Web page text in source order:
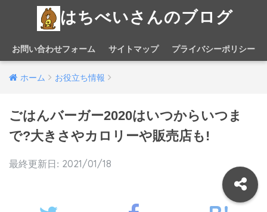
はちべいさんのブログ
お問い合わせフォーム サイトマップ プライバシーポリシー
ホーム お役立ち情報
ごはんバーガー2020はいつからいつま
で?大きさやカロリーや販売店も!
2021/01/18